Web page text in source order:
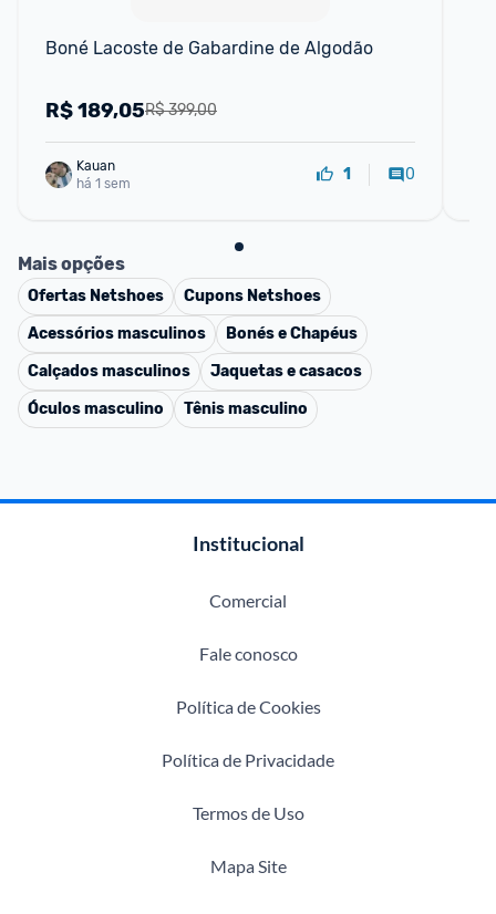
Boné Lacoste de Gabardine de Algodão
R$ 399,00
R$189,05
Kauan
há 1 sem
1 0
Mais opções
Ofertas Netshoes Cupons Netshoes
Acessórios masculinos
Bonés e Chapéus
Calçados masculinos
Jaquetas e casacos
Óculos masculino
Tênis masculino
Institucional
Comercial
Fale conosco
Política de Cookies
Política de Privacidade
Termos de Uso
Mapa Site